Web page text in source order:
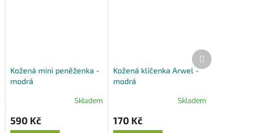
Kožená mini peněženka -
modrá
Skladem
590 Kč
Kožená klíčenka Arwel -
modrá
Skladem
170 Kč
Další
produkt